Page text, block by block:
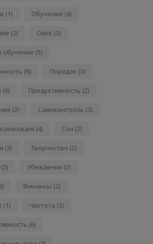
(1) Обучение (4)
(2) Омск (3)
обучение (5)
(6) Порядок (3)
(6) Продуктивность (2)
(2) Самоконтроль (3)
(4) Сон (2)
(3) Творчество (2)
(2) Убеждения (2)
Финансы (2)
(1) Чистота (3)
(6)